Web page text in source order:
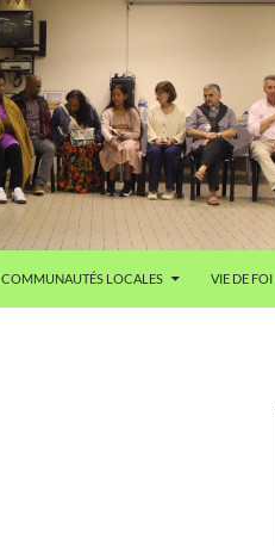
COMMUNAUTÉS LOCALES VIE DE FOI